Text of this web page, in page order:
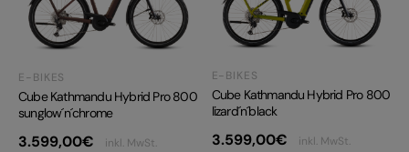
E-BIKES
Cube Kathmandu Hybrid Pro 800
sunglow´n´chrome
3.599,00€ inkl. MwSt.
E-BIKES
Cube Kathmandu Hybrid Pro 800
lizard´n´black
3.599,00€ inkl. MwSt.